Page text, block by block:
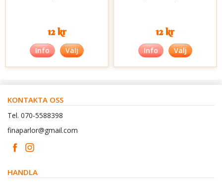
12 kr
Info Välj
12 kr
Info Välj
KONTAKTA OSS
Tel. 070-5588398
finaparlor@gmail.com
HANDLA